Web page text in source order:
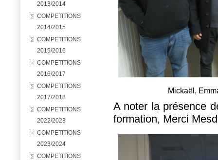
2013/2014
COMPETITIONS
2014/2015
COMPETITIONS
2015/2016
COMPETITIONS
2016/2017
COMPETITIONS
2017/2018
COMPETITIONS
2022/2023
COMPETITIONS
2023/2024
COMPETITIONS
Mickaël,
A noter la présence
formation, Merci